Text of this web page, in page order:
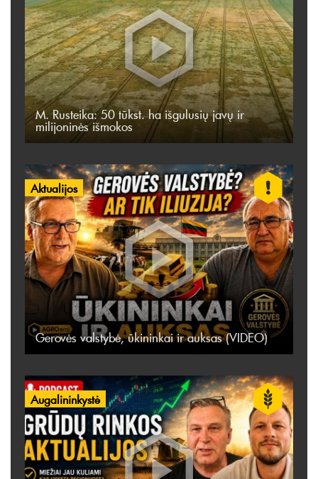
M. Rusteika: 50 tūkst. ha išgulusių javų ir
milijoninės išmokos
Aktualijos
Gerovės valstybė, ūkininkai ir auksas (VIDEO)
Augalininkystė